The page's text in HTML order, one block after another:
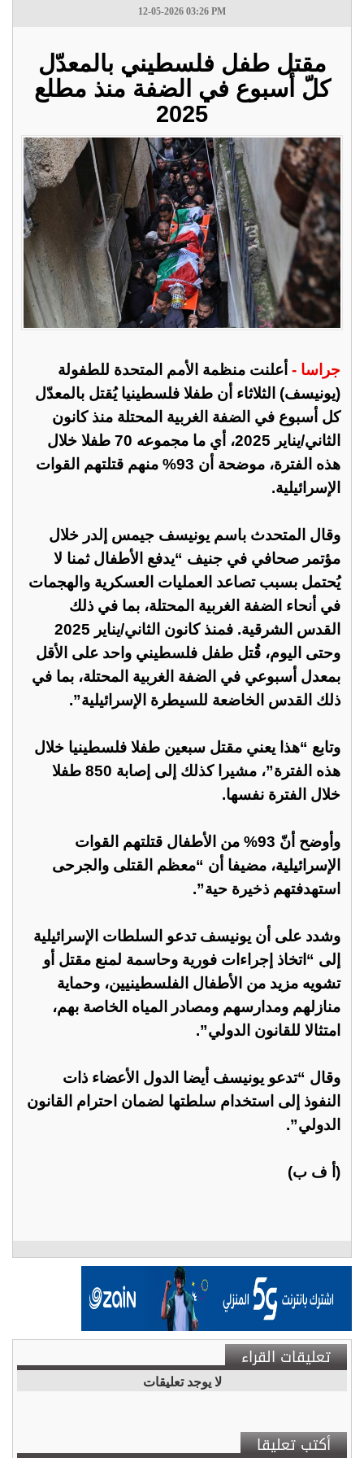
12-05-2026 03:26 PM
مقتل طفل فلسطيني بالمعدّل
كلّ أسبوع في الضفة منذ مطلع
2025
جراسا - أعلنت منظمة الأمم المتحدة للطفولة
(يونيسف) الثلاثاء أن طفلا فلسطينيا يُقتل بالمعدّل
كل أسبوع في الضفة الغربية المحتلة منذ كانون
الثاني/يناير 2025، أي ما مجموعه 70 طفلا خلال
هذه الفترة، موضحة أن 93% منهم قتلتهم القوات
الإسرائيلية.
وقال المتحدث باسم يونيسف جيمس إلدر خلال
مؤتمر صحافي في جنيف “يدفع الأطفال ثمنا لا
يُحتمل بسبب تصاعد العمليات العسكرية والهجمات
في أنحاء الضفة الغربية المحتلة، بما في ذلك
القدس الشرقية. فمنذ كانون الثاني/يناير 2025
وحتى اليوم، قُتل طفل فلسطيني واحد على الأقل
بمعدل أسبوعي في الضفة الغربية المحتلة، بما في
ذلك القدس الخاضعة للسيطرة الإسرائيلية”.
وتابع “هذا يعني مقتل سبعين طفلا فلسطينيا خلال
هذه الفترة”، مشيرا كذلك إلى إصابة 850 طفلا
خلال الفترة نفسها.
وأوضح أنّ 93% من الأطفال قتلتهم القوات
الإسرائيلية، مضيفا أن “معظم القتلى والجرحى
استهدفتهم ذخيرة حية”.
وشدد على أن يونيسف تدعو السلطات الإسرائيلية
إلى “اتخاذ إجراءات فورية وحاسمة لمنع مقتل أو
تشويه مزيد من الأطفال الفلسطينيين، وحماية
منازلهم ومدارسهم ومصادر المياه الخاصة بهم،
امتثالا للقانون الدولي”.
وقال “تدعو يونيسف أيضا الدول الأعضاء ذات
النفوذ إلى استخدام سلطتها لضمان احترام القانون
الدولي”.
(أ ف ب)
تعليقات القراء
لا يوجد تعليقات
أكتب تعليقا